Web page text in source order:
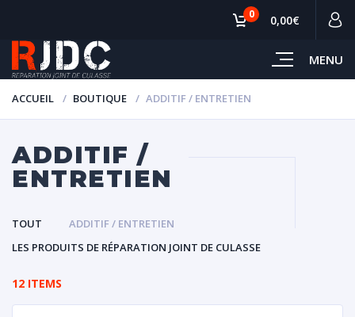
MENU
0 0,00€
ACCUEIL BOUTIQUE ADDITIF / ENTRETIEN
ADDITIF /
ENTRETIEN
TOUT
ADDITIF / ENTRETIEN
LES PRODUITS DE RÉPARATION JOINT DE CULASSE
12 ITEMS